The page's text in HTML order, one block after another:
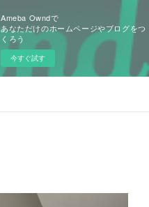
Ameba Owndで
あなただけのホームページやブログをつ
くろう
今すぐ試す